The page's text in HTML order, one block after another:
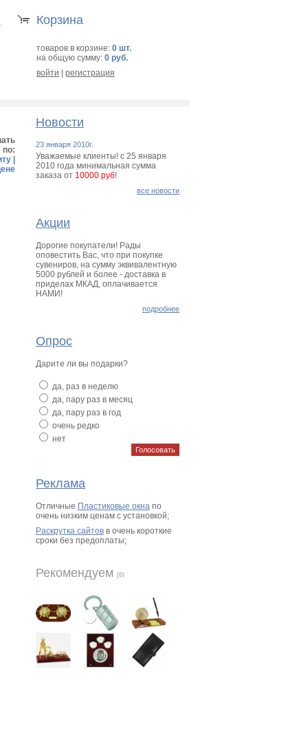
Корзина
товаров в корзине: 0 шт.
на общую сумму: 0 руб.
войти
регистрация
по:
Новости
23 января 2010г.
Уважаемые клиенты! с 25 января
2010 года минимальная сумма
заказа от 10000 руб!
все новости
Акции
Дорогие покупатели! Рады
оповестить Вас, что при покупке
сувениров, на сумму эквивалентную
5000 рублей и более - доставка в
приделах МКАД, оплачивается
НАМИ!
подробнее
Опрос
Дарите ли вы подарки?
да, раз в неделю
да, пару раз в месяц
да, пару раз в год
очень редко
нет
Реклама
Отличные Пластиковые окна по
очень низким ценам с установкой;
Раскрутка сайтов в очень короткие
сроки без предоплаты;
Рекомендуем (6)